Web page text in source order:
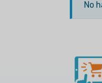
No